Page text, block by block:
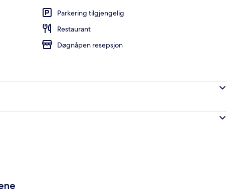
Parkering tilgjengelig
Restaurant
Døgnåpen resepsjon